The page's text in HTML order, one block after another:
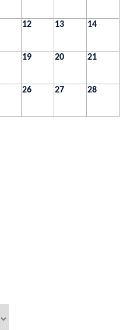
12 13 14
19 20 21
26 27 28